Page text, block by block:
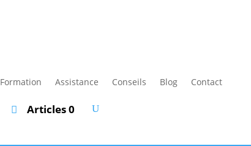
Formation Assistance Conseils Blog Contact
Articles 0